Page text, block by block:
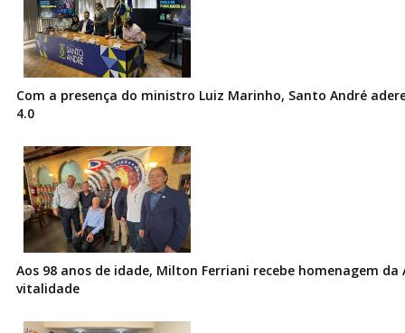
Com a presença do ministro Luiz Marinho, Santo André
4.0
Aos 98 anos de idade, Milton Ferriani recebe homenagem da
vitalidade